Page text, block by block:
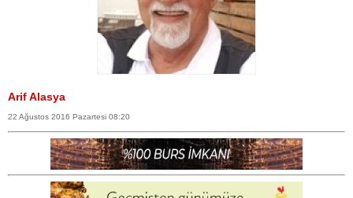
Arif Alasya
22 Ağustos 2016 Pazartesi 08:20